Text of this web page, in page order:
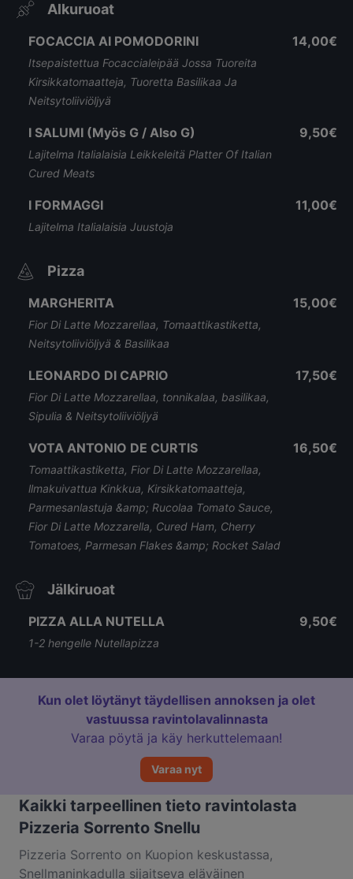
Alkuruoat
FOCACCIA AI POMODORINI
Itsepaistettua Focaccialeipää Jossa Tuoreita
Kirsikkatomaatteja, Tuoretta Basilikaa Ja
Neitsytoliiviöljyä
14,00€
I SALUMI (Myös G / Also G)
Lajitelma Italialaisia Leikkeleitä Platter Of Italian
Cured Meats
9,50€
I FORMAGGI
Lajitelma Italialaisia Juustoja
11,00€
Pizza
MARGHERITA
Fior Di Latte Mozzarellaa, Tomaattikastiketta,
Neitsytoliiviöljyä & Basilikaa
15,00€
LEONARDO DI CAPRIO
Fior Di Latte Mozzarellaa, tonnikalaa, basilikaa,
Sipulia & Neitsytoliiviöljyä
17,50€
VOTA ANTONIO DE CURTIS
Tomaattikastiketta, Fior Di Latte Mozzarellaa,
llmakuivattua Kinkkua, Kirsikkatomaatteja,
Parmesanlastuja &amp; Rucolaa Tomato Sauce,
Fior Di Latte Mozzarella, Cured Ham, Cherry
Tomatoes, Parmesan Flakes &amp; Rocket Salad
16,50€
Jälkiruoat
PIZZA ALLA NUTELLA
1-2 hengelle Nutellapizza
9,50€
Kun olet löytänyt täydellisen annoksen ja olet
vastuussa ravintolavalinnasta
Varaa pöytä ja käy herkuttelemaan!
Varaa nyt
Kaikki tarpeellinen tieto ravintolasta
Pizzeria Sorrento Snellu
Pizzeria Sorrento on Kuopion keskustassa,
Snellmaninkadulla sijaitseva eläväinen